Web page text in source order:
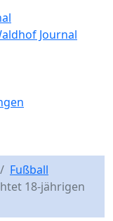
Journal
Fußball
18-jährigen